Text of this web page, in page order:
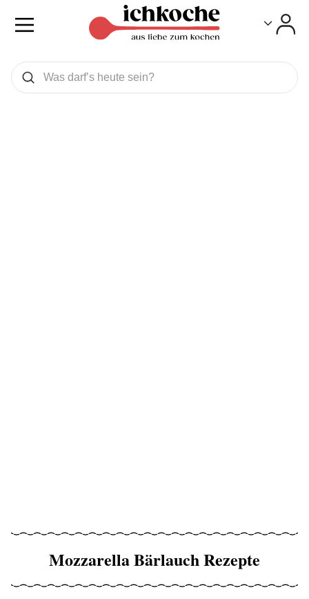
Was wollen Sie suchen
Suchen
Mozzarella Bärlauch Rezepte